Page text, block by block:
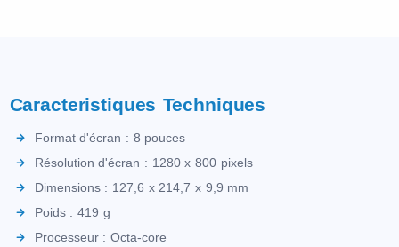
Caracteristiques Techniques
Format d'écran : 8 pouces
Résolution d'écran : 1280 x 800 pixels
Dimensions : 127,6 x 214,7 x 9,9 mm
Poids : 419 g
Processeur : Octa-core